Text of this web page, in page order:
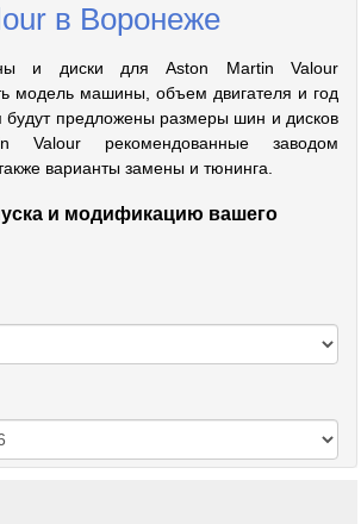
в Воронеже
и диски для Aston Martin Valour
модель машины, объем двигателя и год
будут предложены размеры шин и дисков
Valour рекомендованные заводом
варианты замены и тюнинга.
и модификацию вашего